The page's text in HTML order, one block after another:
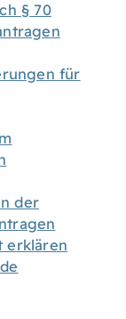
§ 70
für
der
erklären